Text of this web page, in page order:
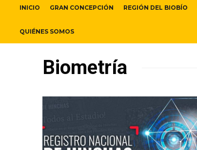
INICIO GRAN CONCEPCIÓN REGIÓN DEL BIOBÍO
QUIÉNES SOMOS
Biometría